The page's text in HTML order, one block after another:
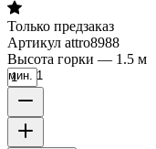
Только предзаказ
Артикул attro8988
Высота горки — 1.5 м
мин. 1